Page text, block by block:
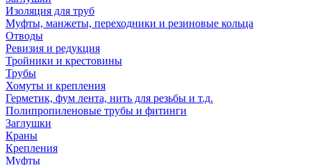
Изоляция для труб
Муфты, манжеты, переходники и резиновые кольца
Отводы
Ревизия и редукция
Тройники и крестовины
Трубы
Хомуты и крепления
Герметик, фум лента, нить для резьбы и т.д.
Полипропиленовые трубы и фитинги
Заглушки
Краны
Крепления
Муфты